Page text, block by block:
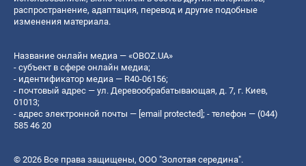
распространение, адаптация, перевод и другие подобные
изменения материала.
Название онлайн медиа — «OBOZ.UA»
- субъект в сфере онлайн медиа;
- идентификатор медиа — R40-06156;
- почтовый адрес — ул. Деревообрабатывающая, д. 7, г. Киев,
01013;
- адрес электронной почты — [email protected]; - телефон — (044)
585 46 20
© 2026 Все права защищены, ООО "Золотая середина".